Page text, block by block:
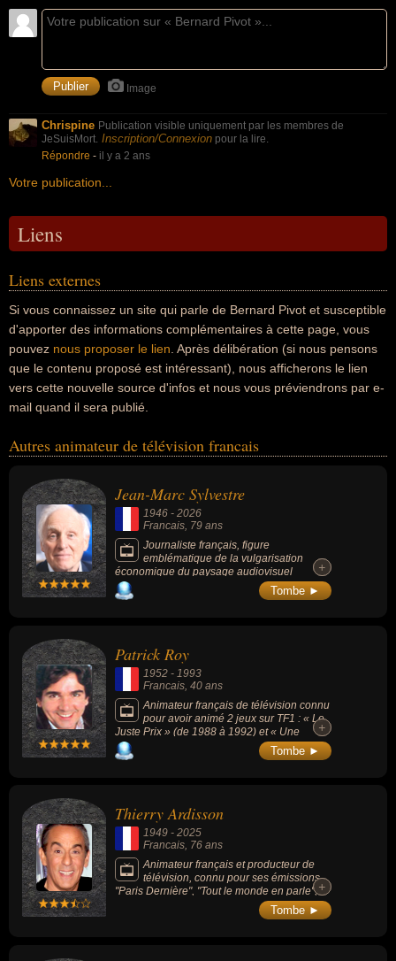
Image
Chrispine Publication visible uniquement par les membres de
JeSuisMort. Inscription/Connexion pour la lire.
Répondre - il y a 2 ans
Votre publication...
Liens
Liens externes
Si vous connaissez un site qui parle de Bernard Pivot et susceptible
d'apporter des informations complémentaires à cette page, vous
pouvez nous proposer le lien . Après délibération (si nous pensons
que le contenu proposé est intéressant), nous afficherons le lien
vers cette nouvelle source d'infos et nous vous préviendrons par e-
mail quand il sera publié.
Autres animateur de télévision francais
Jean-Marc Sylvestre
1946 - 2026
Francais, 79 ans
Journaliste français, figure
emblématique de la vulgarisation
économique du paysage audiovisuel
français pendant près de 20 ans sur TF1, LCI
et France Inter, particulièrement identifiable
+
+
Tombe ►
Patrick Roy
1952 - 1993
Francais , 40 ans
Animateur français de télévision connu
pour avoir animé 2 jeux sur TF1 : « Le
Juste Prix » (de 1988 à 1992) et « Une
Famille en or » (de 1990 à 1992).
+
+
Tombe ►
Thierry Ardisson
1949 - 2025
Francais, 76 ans
Animateur français et producteur de
télévision, connu pour ses émissions
"Paris Dernière", "Tout le monde en parle",
"On a tout essayé", "Salut les Terriens !".
+
+
Tombe ►